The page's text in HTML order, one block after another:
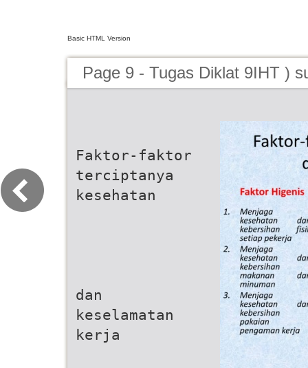
Basic HTML Version
Page 9 - Tugas Diklat 9IHT )
Faktor-faktor
terciptanya
kesehatan
dan
keselamatan
kerja